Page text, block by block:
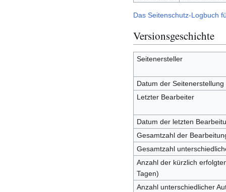
Das Seitenschutz-Logbuch
Versionsgeschichte
Seitenersteller
Datum der Seitenerstellung
Letzter Bearbeiter
Datum der letzten
Gesamtzahl der
Gesamtzahl
Anzahl der kürzlich
Tagen)
Anzahl unterschiedlicher